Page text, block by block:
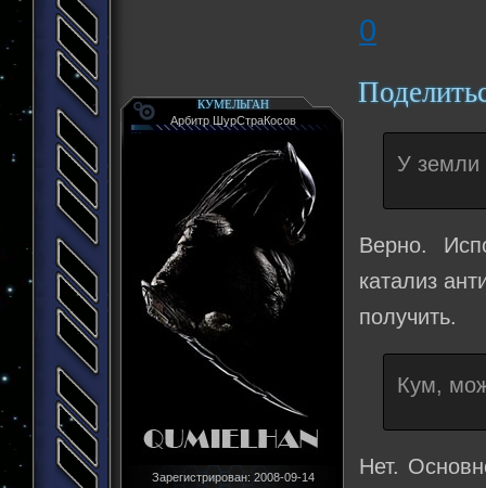
0
КУМЕЛЬГАН
Арбитр ШурСтраКосов
Зарегистрирован: 2008-09-14
У земли
Верно.
катализ
получить.
Кум,
Нет.